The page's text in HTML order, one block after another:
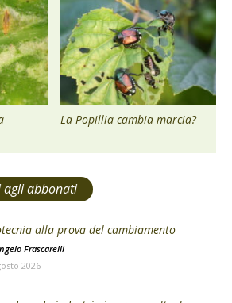
La Popillia cambia marcia?
agli abbonati
alla prova del cambiamento
Frascarelli
2026